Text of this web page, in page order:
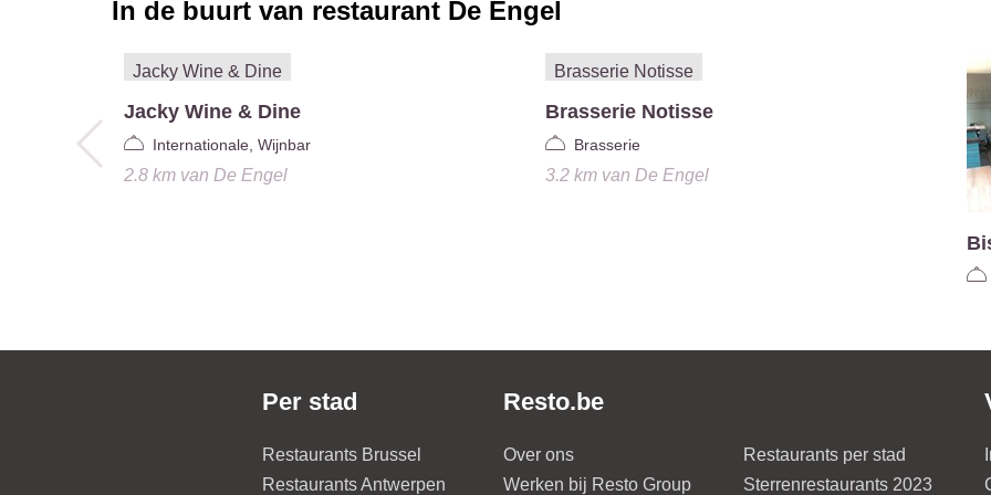
In de buurt van restaurant De Engel
Jacky Wine & Dine
Internationale, Wijnbar
2.8 kmvan De Engel
Brasserie Notisse
Brasserie
3.2 kmvan De Engel
Per stad
Restaurants Brussel
Restaurants Antwerpen
Resto.be
Over ons
Werken bij Resto Group
Restaurants per stad
Sterrenrestaurants 2023